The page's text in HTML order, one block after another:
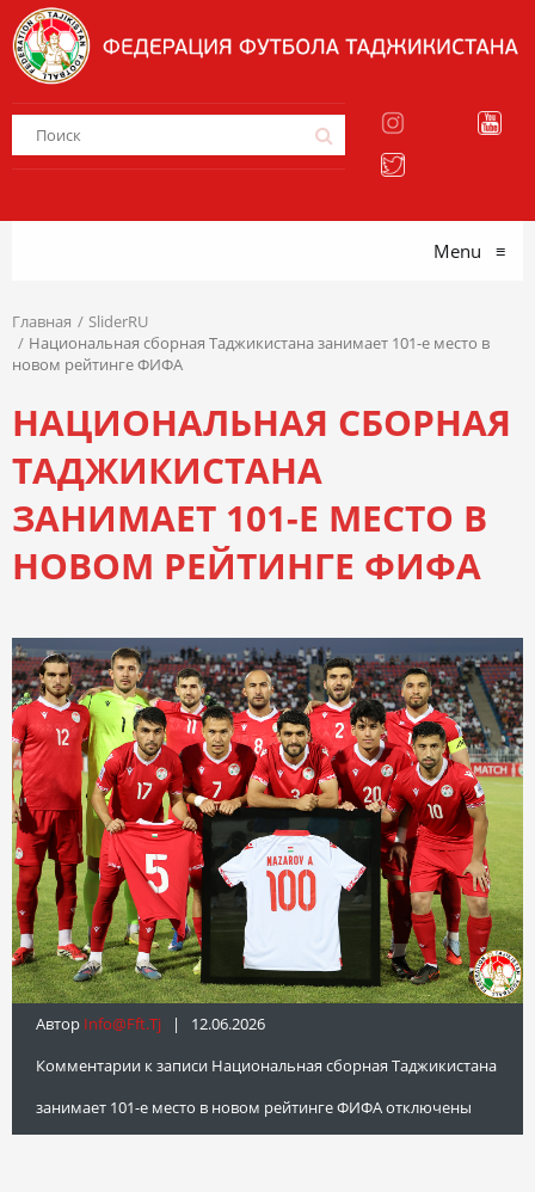
Menu ≡
Главная
SliderRU
Национальная сборная Таджикистана занимает 101-е место в
новом рейтинге ФИФА
НАЦИОНАЛЬНАЯ СБОРНАЯ
ТАДЖИКИСТАНА
ЗАНИМАЕТ 101-Е МЕСТО В
НОВОМ РЕЙТИНГЕ ФИФА
Автор Info@fft.tj | 12.06.2026
Комментарии к записи Национальная сборная Таджикистана
занимает 101-е место в новом рейтинге ФИФАотключены